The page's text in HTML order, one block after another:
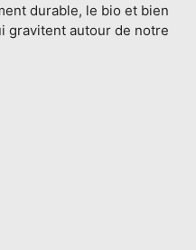
durable, le bio et bien
gravitent autour de notre